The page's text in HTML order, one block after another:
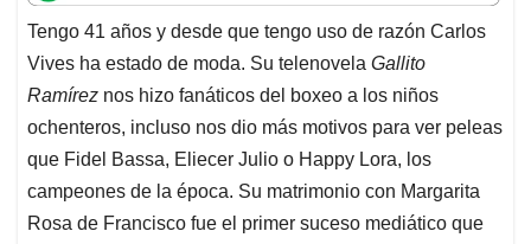
t
s
A
p
p
e
b
o
o
k
k
e
d
I
n
i
l
e
a
d
s
Tengo 41 años y desde que tengo uso de razón Carlos
Vives ha estado de moda. Su telenovela Gallito
Ramírez nos hizo fanáticos del boxeo a los niños
ochenteros, incluso nos dio más motivos para ver peleas
que Fidel Bassa, Eliecer Julio o Happy Lora, los
campeones de la época. Su matrimonio con Margarita
Rosa de Francisco fue el primer suceso mediático que